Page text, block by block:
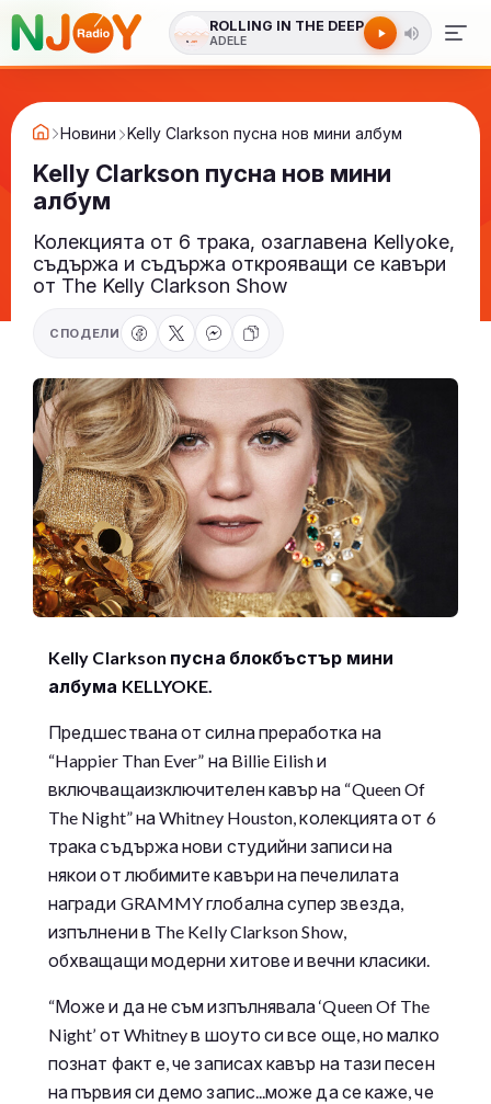
ROLLING IN THE DEEP
ADELE
Новини Kelly Clarkson пусна нов мини албум
Kelly Clarkson пусна нов мини
албум
Колекцията от 6 трака, озаглавена Kellyoke,
съдържа и съдържа открояващи се кавъри
от The Kelly Clarkson Show
СПОДЕЛИ
Kelly Clarkson пусна блокбъстър мини
албума KELLYOKE.
Предшествана от силна преработка на
“Happier Than Ever” на Billie Eilish и
включващаизключителен кавър на “Queen Of
The Night” на Whitney Houston, колекцията от 6
трака съдържа нови студийни записи на
някои от любимите кавъри на печелилата
награди GRAMMY глобална супер звезда,
изпълнени в The Kelly Clarkson Show,
обхващащи модерни хитове и вечни класики.
“Може и да не съм изпълнявала ‘Queen Of The
Night’ от Whitney в шоуто си все още, но малко
познат факт е, че записах кавър на тази песен
на първия си демо запис...може да се каже, че